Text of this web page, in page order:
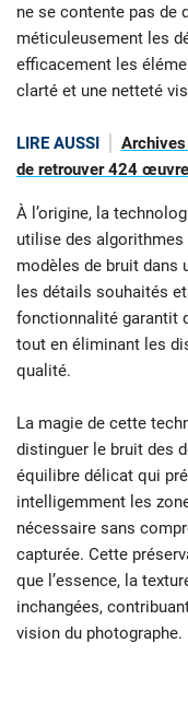
ne se contente pas de
méticuleusement les
efficacement les
clarté et une netteté
LIRE AUSSI
Archives
de retrouver 424
À l’origine, la
utilise des
modèles de bruit dans
les détails souhaités
fonctionnalité garantit
tout en éliminant les
qualité.
La magie de cette
distinguer le bruit des
équilibre délicat qui
intelligemment les
nécessaire sans
capturée. Cette
que l’essence, la
inchangées,
vision du photographe.